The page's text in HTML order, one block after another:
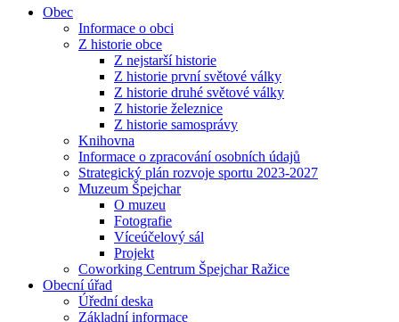
Obec
Informace o obci
Z historie obce
Z nejstarší historie
Z historie první světové války
Z historie druhé světové války
Z historie železnice
Z historie samosprávy
Knihovna
Informace o zpracování osobních údajů
Strategický plán rozvoje sportu 2023-2027
Muzeum Špejchar
O muzeu
Fotografie
Víceúčelový sál
Projekt
Coworking Centrum Špejchar Ražice
Obecní úřad
Úřední deska
Základní informace